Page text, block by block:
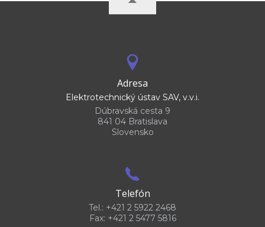
Adresa
Elektrotechnický ústav SAV, v.v.i.
Dúbravská cesta 9
841 04 Bratislava
Slovensko
Telefón
Tel.: +421 2 5922 2468
Fax: +421 2 5477 5816